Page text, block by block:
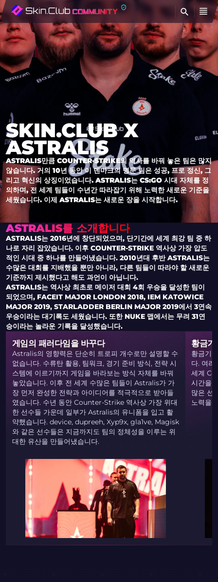
SKIN.CLUB X
ASTRALIS
ASTRALIS만큼 COUNTER-STRIKE의 역사를 바꿔 놓은 팀은 많지
않습니다. 거의 10년 동안 이 덴마크의 명문 팀은 성공, 프로 정신, 그
리고 혁신의 상징이었습니다. ASTRALIS는 CS:GO 시대 자체를 정
의하며, 전 세계 팀들이 수년간 따라잡기 위해 노력한 새로운 기준을
세웠습니다. 이제 ASTRALIS는 새로운 장을 시작합니다.
ASTRALIS를 소개합니다
ASTRALIS는 2016년에 창단되었으며, 단기간에 세계 최강 팀 중 하
나로 자리 잡았습니다. 이후 COUNTER-STRIKE 역사상 가장 압도
적인 시대 중 하나를 만들어냈습니다. 2010년대 후반 ASTRALIS는
수많은 대회를 지배했을 뿐만 아니라, 다른 팀들이 따라야 할 새로운
기준까지 제시했다고 해도 과언이 아닙니다.
ASTRALIS는 역사상 최초로 메이저 대회 4회 우승을 달성한 팀이
되었으며, FACEIT MAJOR LONDON 2018, IEM KATOWICE
MAJOR 2019, STARLADDER BERLIN MAJOR 2019에서 3연속
우승이라는 대기록도 세웠습니다. 또한 NUKE 맵에서는 무려 31연
승이라는 놀라운 기록을 달성했습니다.
게임의 패러다임을 바꾸다
Astralis의 영향력은 단순히 트로피 개수로만 설명할 수
없습니다. 수류탄 활용, 팀워크, 경기 준비 방식, 전략 시
스템에 이르기까지 게임을 바라보는 방식 자체를 바꿔
놓았습니다. 이후 전 세계 수많은 팀들이 Astralis가 가
장 먼저 완성한 전략과 아이디어를 적극적으로 받아들
였습니다. 수년 동안 Counter-Strike 역사상 가장 위대
한 선수들 가운데 일부가 Astralis의 유니폼을 입고 활
약했습니다. device, dupreeh, Xyp9x, gla1ve, Magisk
와 같은 선수들은 지금까지도 팀의 정체성을 이루는 위
대한 유산을 만들어냈습니다.
황금기
황금기
다. 여러
세계
시간을
많은 선
노력을